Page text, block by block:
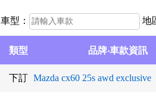
車型： 地
類型 品牌‧車款資訊
下訂 Mazda cx60 25s awd exclusive